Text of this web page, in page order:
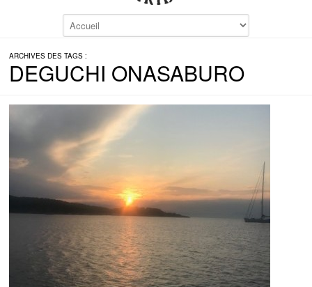
ARCHIVES DES TAGS :
DEGUCHI ONASABURO